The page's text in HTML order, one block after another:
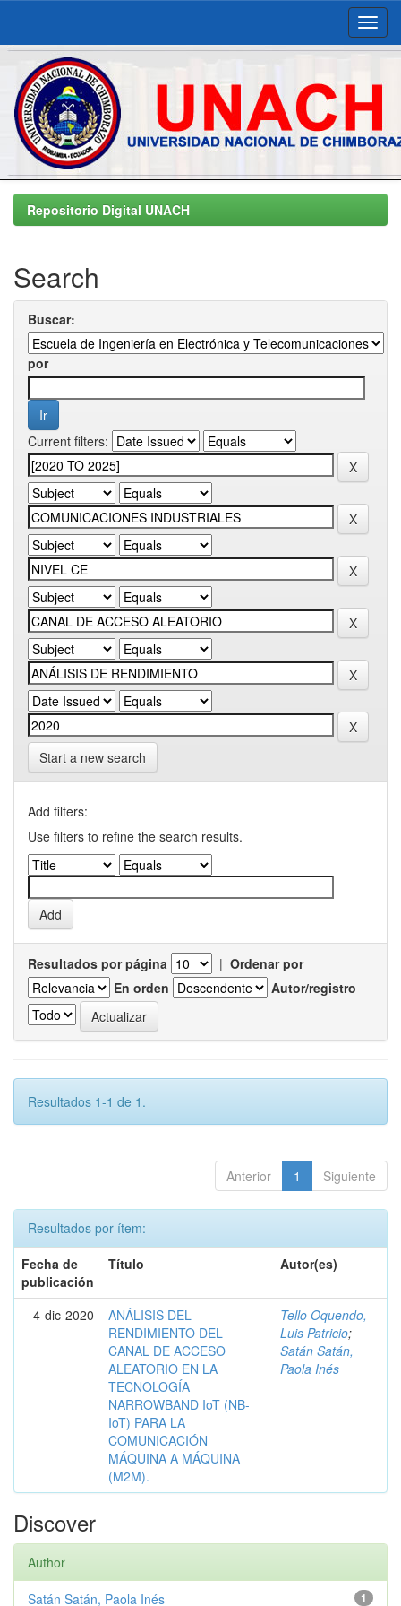
Skip
navigationRepositorio Digital UNACH
Search
Buscar:
por
Current filters:
Start a new search
Add filters:
Use filters to refine the search results.
Resultados por página | Ordenar por
En orden
Autor/registro
Resultados 1-1 de 1.
Anterior 1 Siguiente
Resultados por ítem:
Fecha de
publicación
Título Autor(es)
4-dic-2020
ANÁLISIS DEL
RENDIMIENTO DEL
CANAL DE ACCESO
ALEATORIO EN LA
TECNOLOGÍA
NARROWBAND IoT (NB-
IoT) PARA LA
COMUNICACIÓN
MÁQUINA A MÁQUINA
(M2M).
Tello Oquendo,
Luis Patricio;
Satán Satán,
Paola Inés
Discover
Author
1
Satán Satán, Paola Inés